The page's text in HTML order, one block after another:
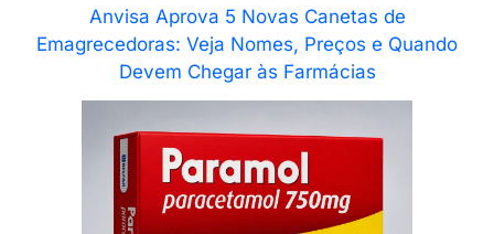
Anvisa Aprova 5 Novas Canetas de
Emagrecedoras: Veja Nomes, Preços e Quando
Devem Chegar às Farmácias